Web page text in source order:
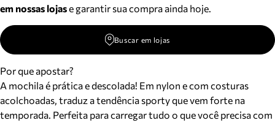
em nossas lojase garantir sua compra ainda hoje.
Buscar em lojas
Por que apostar?
A mochila é prática e descolada! Em nylon e com costuras
acolchoadas, traduz a tendência sporty que vem forte na
temporada. Perfeita para carregar tudo o que você precisa com